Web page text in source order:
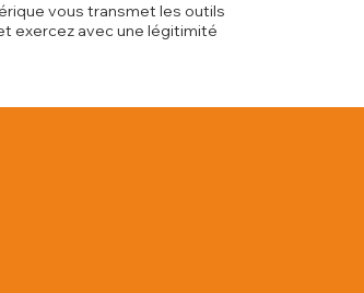
vous transmet les outils
exercez avec une légitimité